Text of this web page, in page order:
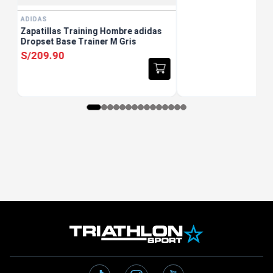
ADIDAS
Zapatillas Training Hombre adidas
Dropset Base Trainer M Gris
S/209.90